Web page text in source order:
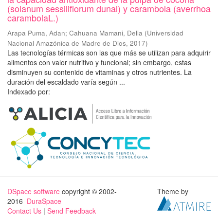
(solanum sessiliflorum dunal) y carambola (averrhoa
carambolaL.)
Arapa Puma, Adan; Cahuana Mamani, Delia (Universidad
Nacional Amazónica de Madre de Dios, 2017)
Las tecnologías térmicas son las que más se utilizan para adquirir
alimentos con valor nutritivo y funcional; sin embargo, estas
disminuyen su contenido de vitaminas y otros nutrientes. La
duración del escaldado varía según ...
Indexado por:
DSpace software copyright © 2002-
2016 DuraSpace
Contact Us | Send Feedback
Theme by